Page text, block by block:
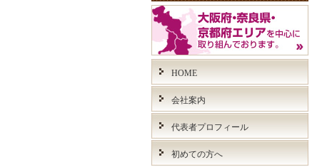
HOME
会社案内
代表者プロフィール
初めての方へ